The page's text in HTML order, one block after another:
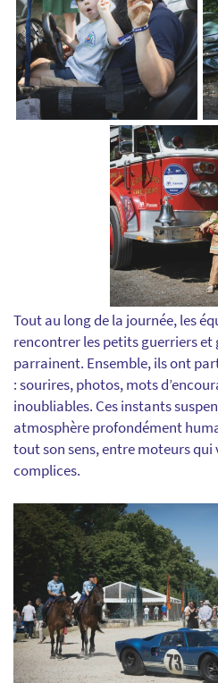
Tout au long de la journée, les
rencontrer les petits guerriers et
parrainent. Ensemble, ils ont
: sourires, photos, mots
inoubliables. Ces instants
atmosphère profondément
tout son sens, entre moteurs
complices.